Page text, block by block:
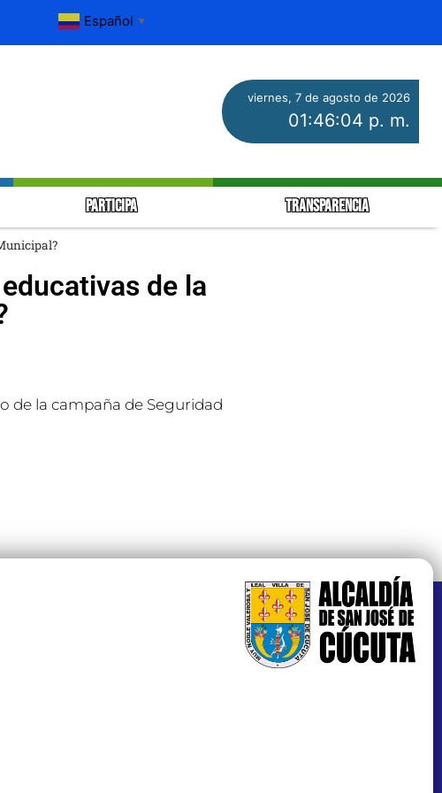
Español ▼
viernes, 7 de agosto de 2026
01:46:05 p. m.
PARTICIPA TRANSPARENCIA
de la
de la campaña de Seguridad